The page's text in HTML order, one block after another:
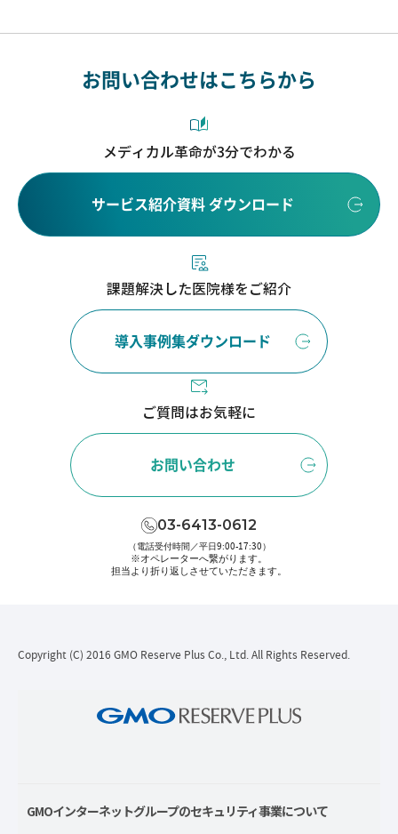
お問い合わせはこちらから
メディカル革命が3分でわかる
サービス紹介資料 ダウンロード
課題解決した医院様をご紹介
導入事例集ダウンロード
ご質問はお気軽に
お問い合わせ
03-6413-0612
（電話受付時間／平日9:00-17:30）
※オペレーターへ繋がります。
担当より折り返しさせていただきます。
Copyright (C) 2016 GMO Reserve Plus Co., Ltd. All Rights Reserved.
GMOインターネットグループのセキュリティ事業について